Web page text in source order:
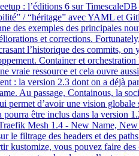
: l’éditions 6 sur
/ “héritage” avec YAML et
des exemples des principales
et corrections.
l’historique des commits,
Container et
vraie ressource et cela ouvre
: la version 2.3 dont on a déjà
Au passage, Containous, la
permet d’avoir une vision
être inclus dans la version
Mesh 1.4 - New Name,
le filtrage des headers et des
kustomize, vous pouvez faire